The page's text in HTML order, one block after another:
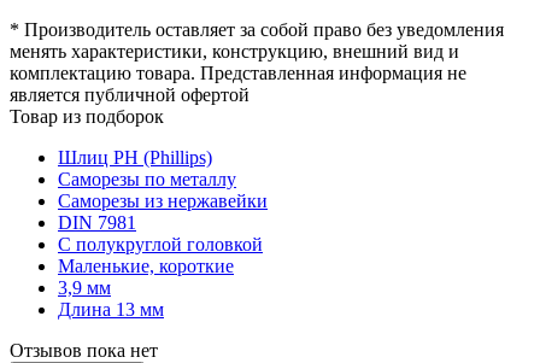
* Производитель оставляет за собой право без уведомления
менять характеристики, конструкцию, внешний вид и
комплектацию товара. Представленная информация не
является публичной офертой
Товар из подборок
Шлиц PH (Phillips)
Саморезы по металлу
Саморезы из нержавейки
DIN 7981
С полукруглой головкой
Маленькие, короткие
3,9 мм
Длина 13 мм
Отзывов пока нет